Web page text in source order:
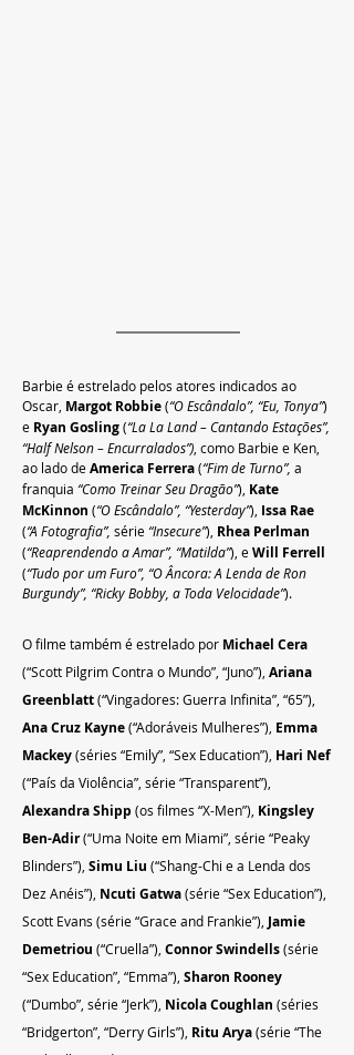
Barbie é estrelado pelos atores indicados ao
Oscar, Margot Robbie (“O Escândalo”, “Eu, Tonya”)
e Ryan Gosling (“La La Land – Cantando Estações”,
“Half Nelson – Encurralados”) , como Barbie e Ken,
ao lado de America Ferrera (“Fim de Turno”, a
franquia “Como Treinar Seu Dragão”), Kate
McKinnon (“O Escândalo”, “Yesterday”), Issa Rae
(“A Fotografia”, série “Insecure”), Rhea Perlman
(“Reaprendendo a Amar”, “Matilda”), e Will Ferrell
(“Tudo por um Furo”, “O Âncora: A Lenda de Ron
Burgundy”, “Ricky Bobby, a Toda Velocidade”).
O filme também é estrelado por Michael Cera
(“Scott Pilgrim Contra o Mundo”, “Juno”), Ariana
Greenblatt (“Vingadores: Guerra Infinita”, “65”),
Ana Cruz Kayne (“Adoráveis Mulheres”), Emma
Mackey (séries “Emily”, “Sex Education”), Hari Nef
(“País da Violência”, série “Transparent”),
Alexandra Shipp (os filmes “X-Men”), Kingsley
Ben-Adir (“Uma Noite em Miami”, série “Peaky
Blinders”), Simu Liu (“Shang-Chi e a Lenda dos
Dez Anéis”), Ncuti Gatwa (série “Sex Education”),
Scott Evans (série “Grace and Frankie”), Jamie
Demetriou (“Cruella”), Connor Swindells (série
“Sex Education”, “Emma”), Sharon Rooney
(“Dumbo”, série “Jerk”), Nicola Coughlan (séries
“Bridgerton”, “Derry Girls”), Ritu Arya (série “The